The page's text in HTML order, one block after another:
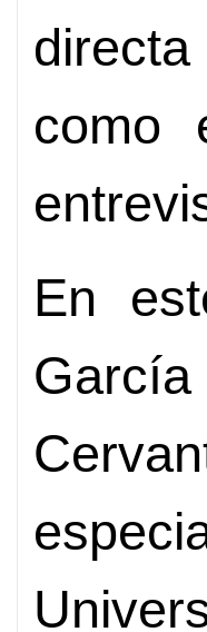
como
En